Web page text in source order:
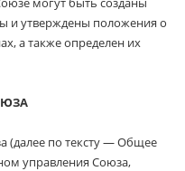
и утверждены положения о
а также определен их
(далее по тексту — Общее
управления Союза,